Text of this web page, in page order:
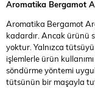
Aromatika Bergamot
Aromatika Bergamot
kadardır. Ancak ürünü
yoktur. Yalnızca
işlemlerle ürün
söndürme yöntemi
tütsünün bir maşayla